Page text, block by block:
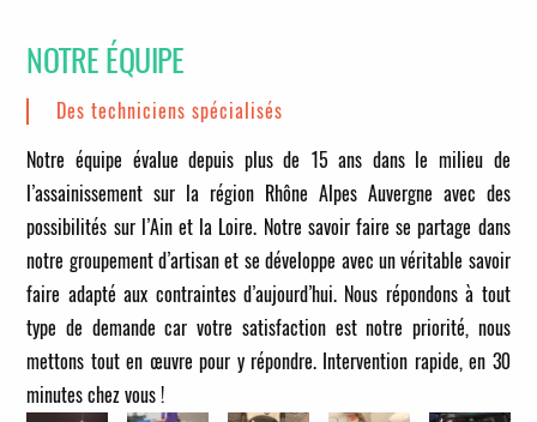
NOTRE ÉQUIPE
Des techniciens spécialisés
Notre équipe évalue depuis plus de 15 ans dans le milieu de
l’assainissement sur la région Rhône Alpes Auvergne avec des
possibilités sur l’Ain et la Loire. Notre savoir faire se partage dans
notre groupement d’artisan et se développe avec un véritable savoir
faire adapté aux contraintes d’aujourd’hui. Nous répondons à tout
type de demande car votre satisfaction est notre priorité, nous
mettons tout en œuvre pour y répondre. Intervention rapide, en 30
minutes chez vous !